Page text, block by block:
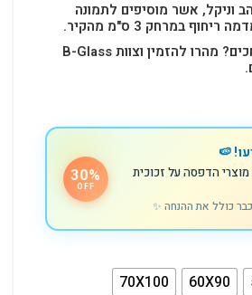
וניקל, אשר מוסיפים לתמונה
במרחק 3 ס"מ מהקיר.
אז למה אתם מחכים? מהרו להזמין וצוות B-Glass
🍉
הדפסה על זכוכית
כולל את ההנחה ✨
30%
OFF
60X90
70X100